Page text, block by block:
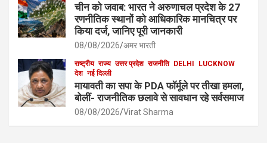
चीन को जवाब: भारत ने अरुणाचल प्रदेश के 27
रणनीतिक स्थानों को आधिकारिक मानचित्र पर
किया दर्ज, जानिए पूरी जानकारी
08/08/2026 अमर भारती
राष्ट्रीय राज्य उत्तर प्रदेश राजनीति DELHI
LUCKNOW
देश नई दिल्ली
मायावती का सपा के PDA फॉर्मूले पर तीखा हमला,
बोलीं- राजनीतिक छलावे से सावधान रहे सर्वसमाज
08/08/2026 Virat Sharma